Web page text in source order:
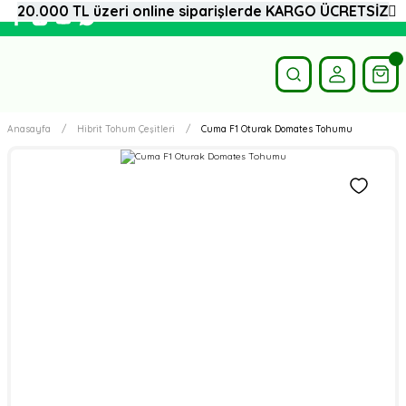
Anasayfa Hibrit Tohum Çeşitleri Cuma F1 Oturak Domates Tohumu
20.000 TL üzeri online siparişlerde KARGO ÜCRETSİZ